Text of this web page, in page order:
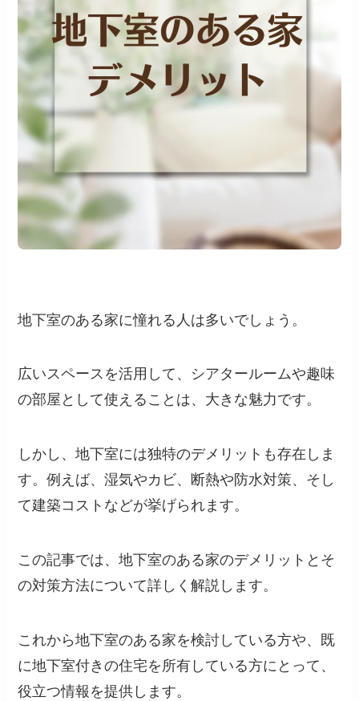
地下室のある家に憧れる人は多いでしょう。
広いスペースを活用して、シアタールームや趣味
の部屋として使えることは、大きな魅力です。
しかし、地下室には独特のデメリットも存在しま
す。例えば、湿気やカビ、断熱や防水対策、そし
て建築コストなどが挙げられます。
この記事では、地下室のある家のデメリットとそ
の対策方法について詳しく解説します。
これから地下室のある家を検討している方や、既
に地下室付きの住宅を所有している方にとって、
役立つ情報を提供します。